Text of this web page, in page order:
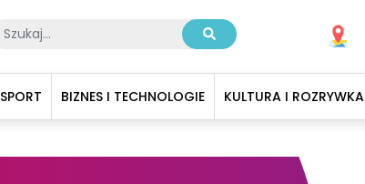
SPORT BIZNES I TECHNOLOGIE KULTURA I ROZRYWKA